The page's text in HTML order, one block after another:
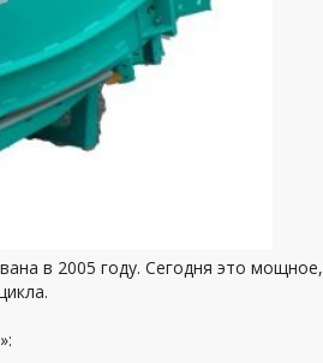
в 2005 году. Сегодня это мощное,